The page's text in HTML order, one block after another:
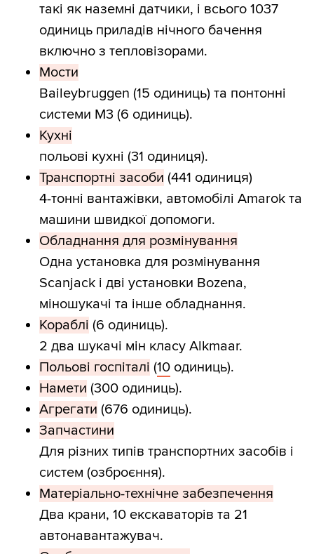
такі як наземні датчики, і всього 1037
одиниць приладів нічного бачення
включно з тепловізорами.
Мости
Baileybruggen (15 одиниць) та понтонні
системи М3 (6 одиниць).
Кухні
польові кухні (31 одиниця).
Транспортні засоби (441 одиниця)
4-тонні вантажівки, автомобілі Amarok та
машини швидкої допомоги.
Обладнання для розмінування
Одна установка для розмінування
Scanjack і дві установки Bozena,
міношукачі та інше обладнання.
Кораблі (6 одиниць).
2 два шукачі мін класу Alkmaar.
Польові госпіталі (10 одиниць).
Намети (300 одиниць).
Агрегати (676 одиниць).
Запчастини
Для різних типів транспортних засобів і
систем (озброєння).
Матеріально-технічне забезпечення
Два крани, 10 екскаваторів та 21
автонавантажувач.